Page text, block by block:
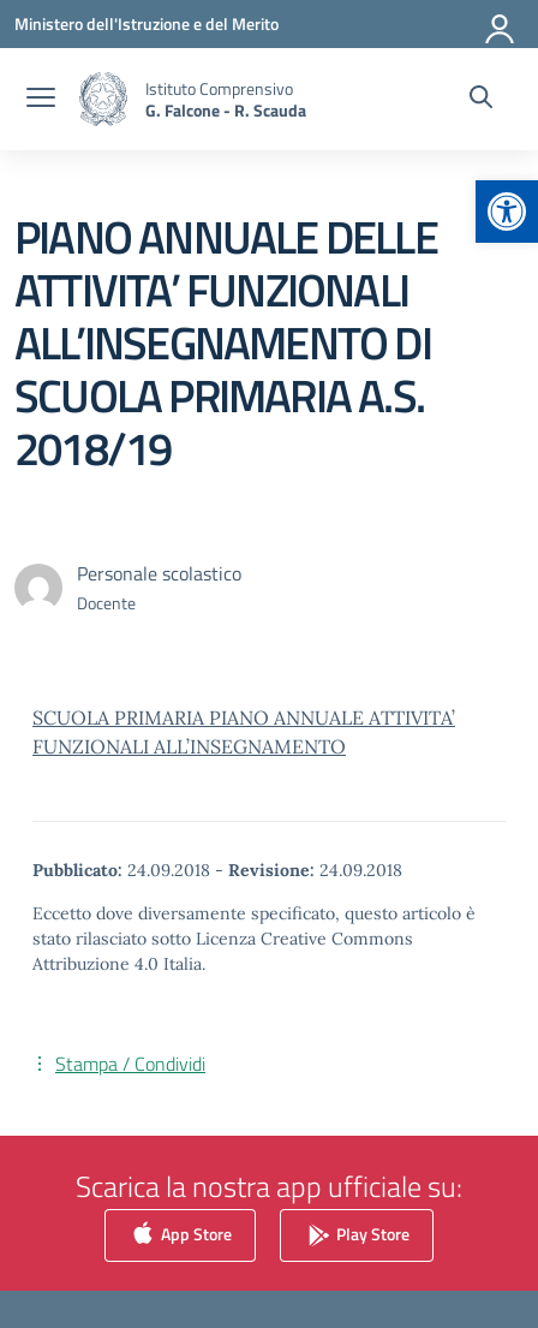
Vai ai contenuti
Vai al menu di navigazione
Vai al footer
Ministero dell'Istruzione e del Merito
Istituto Comprensivo
G. Falcone - R. Scauda
PIANO ANNUALE DELLE
ATTIVITA’ FUNZIONALI
ALL’INSEGNAMENTO DI
SCUOLA PRIMARIA A.S.
2018/19
Personale scolastico
Docente
SCUOLA PRIMARIA PIANO ANNUALE ATTIVITA’
FUNZIONALI ALL’INSEGNAMENTO
Pubblicato: 24.09.2018 - Revisione: 24.09.2018
Eccetto dove diversamente specificato, questo articolo è
stato rilasciato sotto Licenza Creative Commons
Attribuzione 4.0 Italia.
Stampa / Condividi
Scarica la nostra app ufficiale su:
App Store Play Store